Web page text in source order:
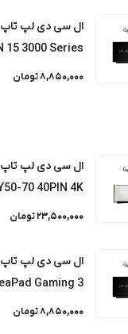
15 3000 Series
8,850,000 تومان
ال سی دی لپ تاپ
70 40PIN 4K
23,500,000 تومان
ال سی دی لپ تاپ
Gaming 3
8,850,000 تومان